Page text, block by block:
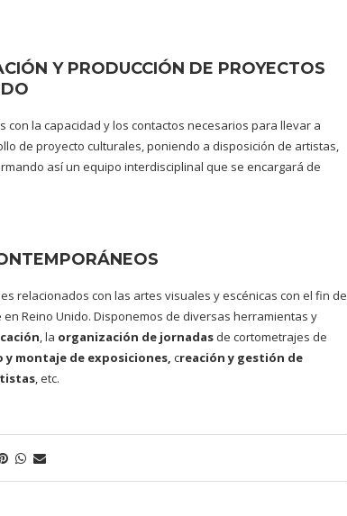
Y PRODUCCIÓN DE PROYECTOS
con la capacidad y los contactos necesarios para llevar a
de proyecto culturales, poniendo a disposición de artistas,
así un equipo interdisciplinal que se encargará de
relacionados con las artes visuales y escénicas con el fin de
Reino Unido. Disponemos de diversas herramientas y
, la organización de jornadas de cortometrajes de
y montaje de exposiciones, creación y gestión de
, etc.